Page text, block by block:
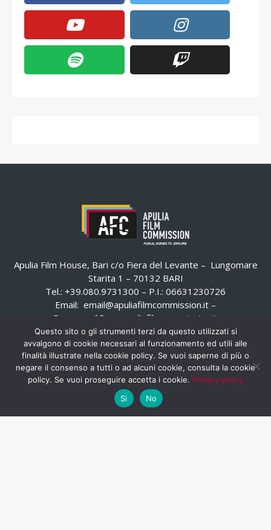
Apulia Film House, Bari c/o Fiera del Levante – Lungomare
Starita 1 – 70132 BARI
Tel.: +39.080.9731300 – P.I.: 06631230726
Email: email@apuliafilmcommission.it –
Pec:
email@pec.apuliafilmcommission.it
Questo sito o gli strumenti terzi da questo utilizzati si
avvalgono di cookie necessari al funzionamento ed utili alle
finalità illustrate nella cookie policy. Se vuoi saperne di più o
negare il consenso a tutti o ad alcuni cookie, consulta la cookie
policy. Se vuoi proseguire accetta i cookie. Privacy policy
Si
No